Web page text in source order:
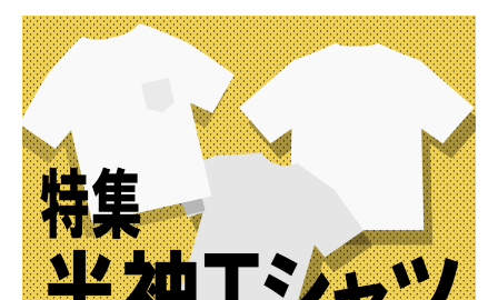
イベント
印刷見本
シルクスクリーン
無地素材